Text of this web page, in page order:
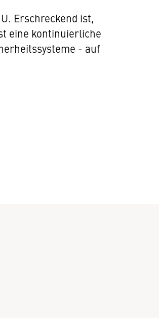
Erschreckend ist,
eine kontinuierliche
- auf